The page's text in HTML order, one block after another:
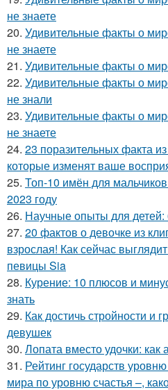
не знаете
20. Удивительные факты о
не знаете
21. Удивительные факты о
22. Удивительные факты о
не знали
23. Удивительные факты о
не знаете
24. 23 поразительных факта
которые изменят ваше
25. Топ-10 имён для
2023 году
26. Научные опыты для детей:
27. 20 фактов о девочке из
взрослая! Как сейчас
певицы Sia
28. Курение: 10 плюсов и
знать
29. Как достичь стройности и
девушек
30. Лопата вместо удочки:
31. Рейтинг государств
мира по уровню счастья –,